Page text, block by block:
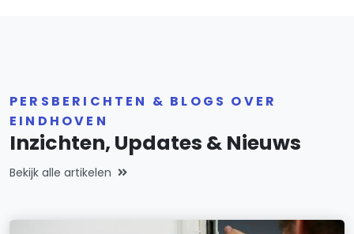
PERSBERICHTEN & BLOGS OVER
EINDHOVEN
Inzichten, Updates & Nieuws
Bekijk alle artikelen